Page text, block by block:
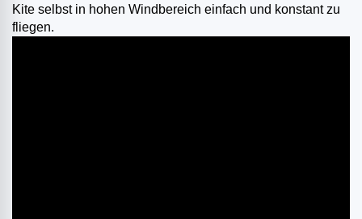
Kite selbst in hohen Windbereich einfach und konstant zu
fliegen.